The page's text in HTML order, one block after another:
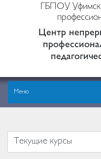
ГБПОУ
Центр
Меню